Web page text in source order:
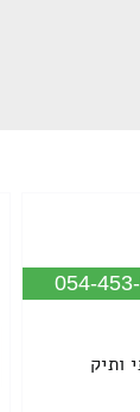
054-
ותיק